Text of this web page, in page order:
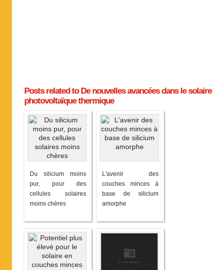
Posts related to De nouvelles avancées dans le solaire
photovoltaïque thermique
Du silicium moins
pur, pour des
cellules solaires
moins chères
L'avenir des
couches minces à
base de silicium
amorphe